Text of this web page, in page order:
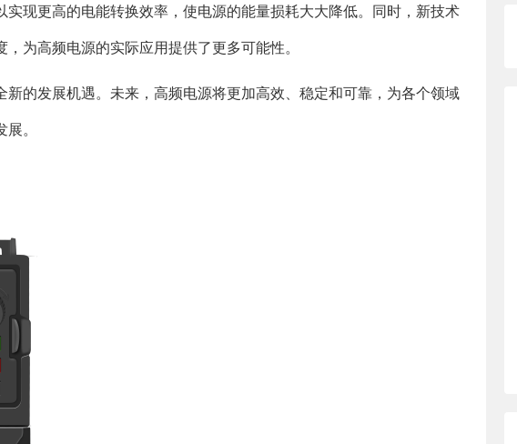
现更高的电能转换效率，使电源的能量损耗大大降低。同时，新技术
为高频电源的实际应用提供了更多可能性。
的发展机遇。未来，高频电源将更加高效、稳定和可靠，为各个领域
。